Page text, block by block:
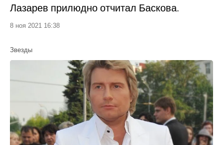
Лазарев прилюдно отчитал Баскова.
8 ноя 2021 16:38
Звезды